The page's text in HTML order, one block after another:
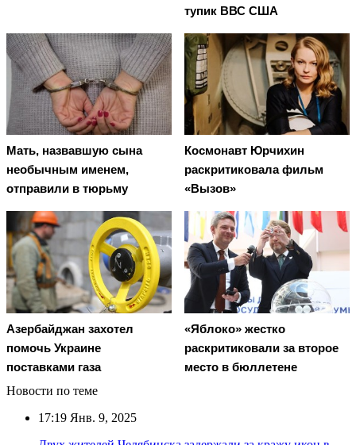
тупик ВВС США
Мать, назвавшую сына
необычным именем,
отправили в тюрьму
Космонавт Юрчихин
раскритиковала фильм
«Вызов»
Азербайджан захотел
помочь Украине
поставками газа
«Яблоко» жестко
раскритиковали за второе
место в бюллетене
Новости по теме
17:19 Янв. 9, 2025